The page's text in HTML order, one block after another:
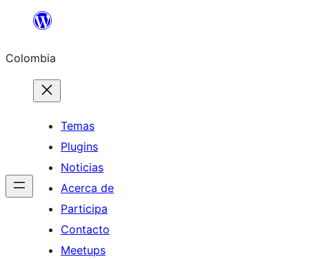
Saltar
contenido
Colombia
Temas
Plugins
Noticias
Acerca de
Participa
Contacto
Meetups